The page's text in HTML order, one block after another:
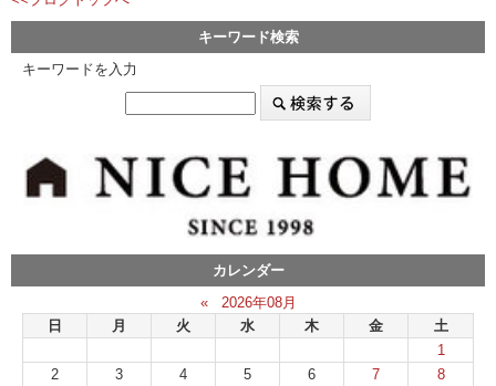
キーワード検索
キーワードを入力
カレンダー
«
2026年08月
日
月 火 水 木 金
土
1
2
3 4 5 6 7
8